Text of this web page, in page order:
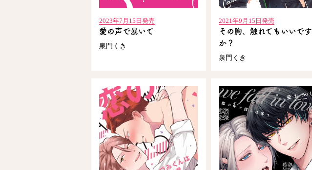
2023年7月15日発売
愛の声で暴いて
泉門くき
2021年9月15日発売
その胸、触れてもいいです
か？
泉門くき